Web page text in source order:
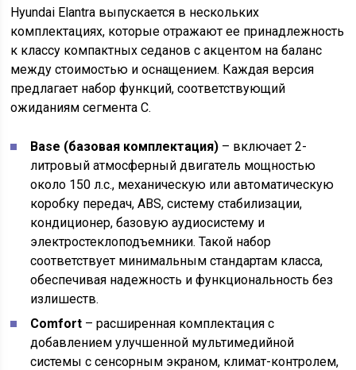
Hyundai Elantra выпускается в нескольких
комплектациях, которые отражают ее принадлежность
к классу компактных седанов с акцентом на баланс
между стоимостью и оснащением. Каждая версия
предлагает набор функций, соответствующий
ожиданиям сегмента C.
Base (базовая комплектация) – включает 2-
литровый атмосферный двигатель мощностью
около 150 л.с., механическую или автоматическую
коробку передач, ABS, систему стабилизации,
кондиционер, базовую аудиосистему и
электростеклоподъемники. Такой набор
соответствует минимальным стандартам класса,
обеспечивая надежность и функциональность без
излишеств.
Comfort – расширенная комплектация с
добавлением улучшенной мультимедийной
системы с сенсорным экраном, климат-контролем,